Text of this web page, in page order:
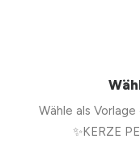
Wähle als
✨KERZE